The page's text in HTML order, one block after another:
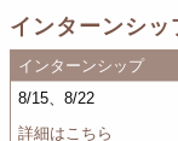
インターンシ
インターンシップ
8/15、8/22
詳細はこちら